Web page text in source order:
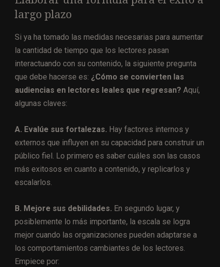
largo plazo
Si ya ha tomado las medidas necesarias para aumentar
la cantidad de tiempo que los lectores pasan
interactuando con su contenido, la siguiente pregunta
que debe hacerse es: ¿Cómo se convierten las
audiencias en lectores leales que regresan? Aquí,
algunas claves:
A. Evalúe sus fortalezas. Hay factores internos y
externos que influyen en su capacidad para construir un
público fiel. Lo primero es saber cuáles son las casos
más exitosos en cuanto a contenido, y replicarlos y
escalarlos.
B. Mejore sus debilidades. En segundo lugar, y
posiblemente lo más importante, la escala se logra
mejor cuando las organizaciones pueden adaptarse a
los comportamientos cambiantes de los lectores.
Empiece por: